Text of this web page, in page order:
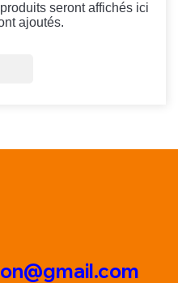
seront affichés ici
ajoutés.